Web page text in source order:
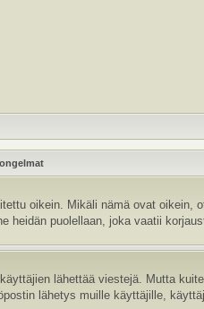
oikein. Mikäli nämä ovat oikein,
heidän puolellaan, joka vaatii
lähettää viestejä. Mutta
lähetys muille käyttäjille,